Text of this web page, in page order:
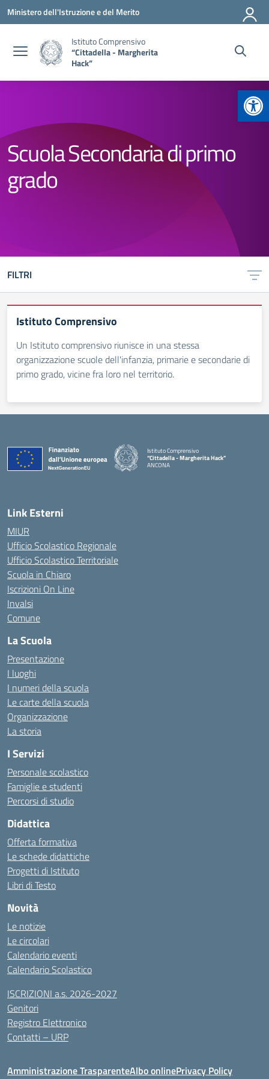
Vai ai contenuti
Vai al menu di navigazione
Vai al footer
Ministero dell'Istruzione e del Merito
Istituto Comprensivo
“Cittadella - Margherita
Hack”
Scuola Secondaria di primo
grado
FILTRI
Istituto Comprensivo
Un Istituto comprensivo riunisce in una stessa
organizzazione scuole dell'infanzia, primarie e secondarie di
primo grado, vicine fra loro nel territorio.
Istituto Comprensivo
“Cittadella - Margherita Hack”
ANCONA
Link Esterni
MIUR
Ufficio Scolastico Regionale
Ufficio Scolastico Territoriale
Scuola in Chiaro
Iscrizioni On Line
Invalsi
Comune
La Scuola
Presentazione
I luoghi
I numeri della scuola
Le carte della scuola
Organizzazione
La storia
I Servizi
Personale scolastico
Famiglie e studenti
Percorsi di studio
Didattica
Offerta formativa
Le schede didattiche
Progetti di Istituto
Libri di Testo
Novità
Le notizie
Le circolari
Calendario eventi
Calendario Scolastico
ISCRIZIONI a.s. 2026-2027
Genitori
Registro Elettronico
Contatti – URP
Amministrazione TrasparenteAlbo onlinePrivacy Policy